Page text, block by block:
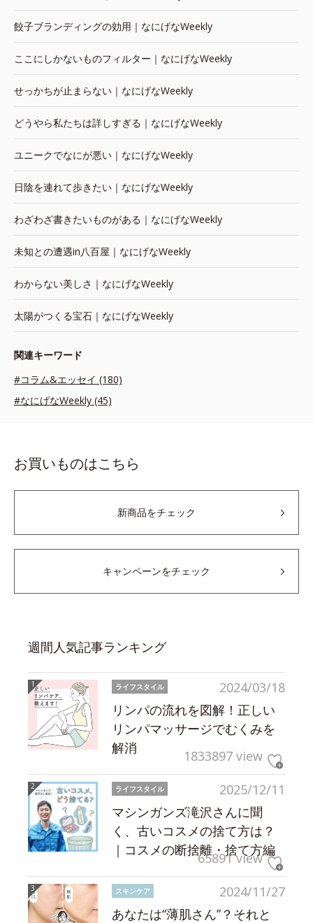
餃子ブランディングの効用｜なにげなWeekly
ここにしかないものフィルター｜なにげなWeekly
せっかちが止まらない｜なにげなWeekly
どうやら私たちは詳しすぎる｜なにげなWeekly
ユニークでなにが悪い｜なにげなWeekly
日陰を連れて歩きたい｜なにげなWeekly
わざわざ書きたいものがある｜なにげなWeekly
未知との遭遇in八百屋｜なにげなWeekly
わからない美しさ｜なにげなWeekly
太陽がつくる宝石｜なにげなWeekly
関連キーワード
#コラム&エッセイ (180)
#なにげなWeekly (45)
お買いものはこちら
新商品をチェック
キャンペーンをチェック
週間人気記事ランキング
2024/03/18
ライフスタイル
リンパの流れを図解！正しい
リンパマッサージでむくみを
解消
1833897 view
2025/12/11
ライフスタイル
マシンガンズ滝沢さんに聞
く、古いコスメの捨て方は？
｜コスメの断捨離・捨て方編
65891 view
2024/11/27
スキンケア
あなたは“薄肌さん”？それと